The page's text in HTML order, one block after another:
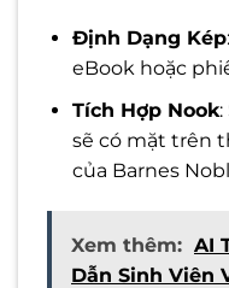
Định Dạng Kép
eBook hoặc
Tích Hợp Nook:
sẽ có mặt trên
của Barnes
Xem thêm: AI
Dẫn Sinh Viên